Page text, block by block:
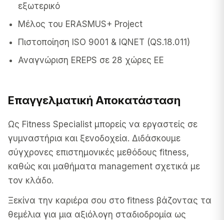
εξωτερικό
Μέλος του ERASMUS+ Project
Πιστοποίηση ISO 9001 & IQNET (QS.18.011)
Αναγνώριση EREPS σε 28 χώρες ΕΕ
Επαγγελματική Αποκατάσταση
Ως Fitness Specialist μπορείς να εργαστείς σε
γυμναστήρια και ξενοδοχεία. Διδάσκουμε
σύγχρονες επιστημονικές μεθόδους fitness,
καθώς και μαθήματα management σχετικά με
τον κλάδο.
Ξεκίνα την καριέρα σου στο fitness βάζοντας τα
θεμέλια για μια αξιόλογη σταδιοδρομία ως